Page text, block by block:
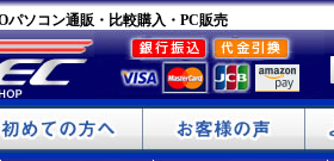
パソコン通販・比較購入・PC販売